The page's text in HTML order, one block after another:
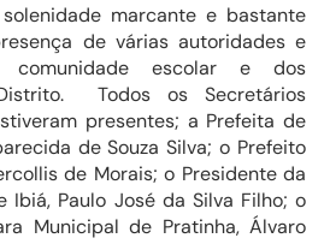
marcante e bastante
de várias autoridades e
comunidade escolar e dos
Todos os Secretários
presentes; a Prefeita de
de Souza Silva; o Prefeito
de Morais; o Presidente da
Ibiá, Paulo José da Silva Filho; o
Municipal de Pratinha, Álvaro